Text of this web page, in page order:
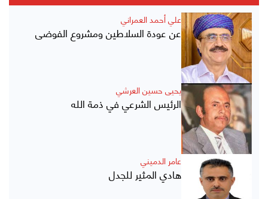
علي أحمد العمراني
عن عودة السلاطين ومشروع الفوضى
يحيى حسين العرشي
الرئيس الشرعي في ذمة الله
عامر الدميني
هادي المثير للجدل